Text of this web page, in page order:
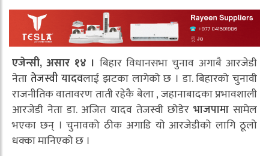
एजेन्सी, असार १४ । बिहार विधानसभा चुनाव अगाबै आरजेडी
नेता तेजस्वी यादवलाई झटका लागेको छ । डा. बिहारको चुनावी
राजनीतिक वातावरण ताती रहेकै बेला , जहानाबादका प्रभावशाली
आरजेडी नेता डा. अजित यादव तेजस्वी छोडेर भाजपामासामेल
भएका छन् । चुनावको ठीक अगाडि यो आरजेडीको लागि ठूलो
धक्का मानिएको छ ।